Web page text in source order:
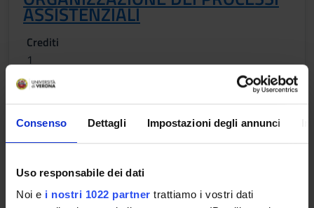
Consenso Dettagli Impostazioni degli annunci
Uso responsabile dei dati
Noi e i nostri 1022 partner trattiamo i vostri dati
ASSISTENZIALI
Crediti
1
Periodo
1 SEMESTRE PROFESSIONI SANITARIE
Orario Lezioni